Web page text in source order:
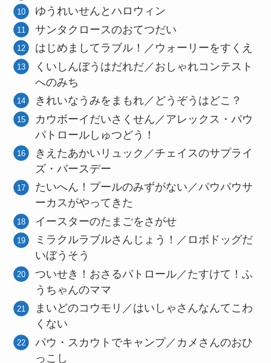
ゆうれいせんとハロウィン
サンタクロースのおてつだい
はじめましてラブル！／ウォーリーをすくえ
くいしんぼうはだれだ／おしゃれコンテスト
へのみち
きれいなうみをまもれ／どうぞうはどこ？
カウボーイだいさくせん／アレックス・パウ
パトロールしゅつどう！
きえたあかいリュック／チェイスのサプライ
ズ・バースデー
たいへん！プールのみずがない／パウパウサ
ーカスがやってきた
イースターのたまごをさがせ
ミラクルラブルさんじょう！／ロボドッグだ
いぼうそう
ついせき！おさるパトロール／たすけて！ふ
うちゃんのママ
まいどのコウモリ／はいしゃさんなんてこわ
くない
パウ・スカウトでキャンプ／カメさんのおひ
っこし